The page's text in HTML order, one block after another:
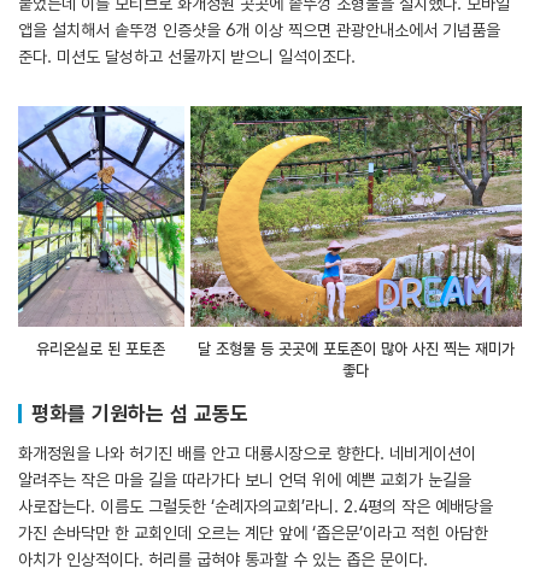
앱을 설치해서 솥뚜껑 인증샷을 6개 이상 찍으면 관광안내소에서 기념품을
준다. 미션도 달성하고 선물까지 받으니 일석이조다.
유리온실로 된 포토존
달 조형물 등 곳곳에 포토존이 많아 사진 찍는 재미가
좋다
평화를 기원하는 섬 교동도
화개정원을 나와 허기진 배를 안고 대룡시장으로 향한다. 네비게이션이
알려주는 작은 마을 길을 따라가다 보니 언덕 위에 예쁜 교회가 눈길을
사로잡는다. 이름도 그럴듯한 ‘순례자의교회’라니. 2.4평의 작은 예배당을
가진 손바닥만 한 교회인데 오르는 계단 앞에 ‘좁은문’이라고 적힌 아담한
아치가 인상적이다. 허리를 굽혀야 통과할 수 있는 좁은 문이다.